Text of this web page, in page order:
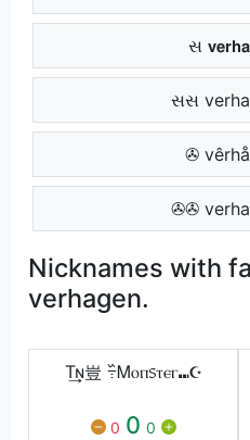
સ
સસ
✇
✇✇
Nicknames with
verhagen.
T͢ɴ豈 ߹߰Ꮇⲟⲡ᥉ⲧⲉⲅ⑉☪︎
0 0 0